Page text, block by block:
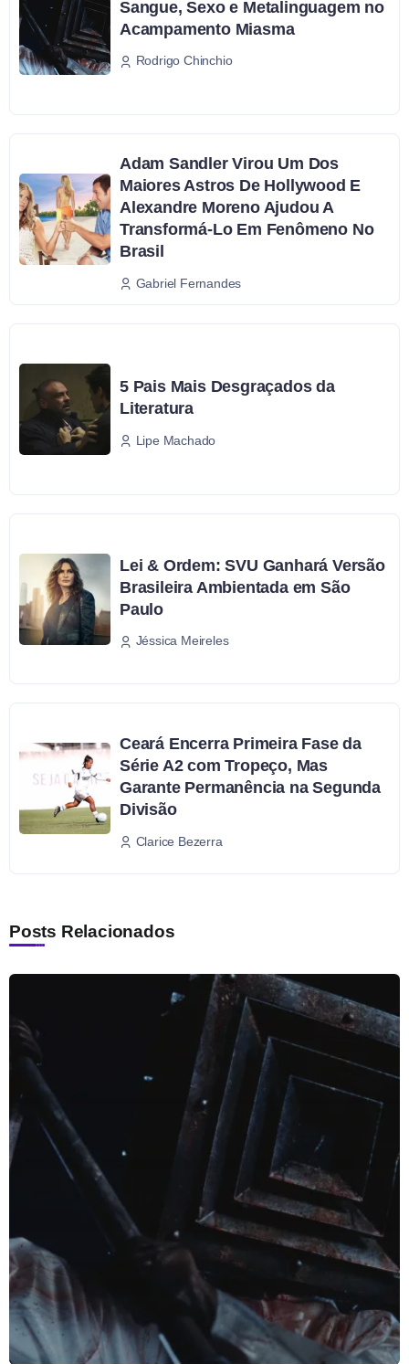
Sangue, Sexo e Metalinguagem no
Acampamento Miasma
Rodrigo Chinchio
Adam Sandler Virou Um Dos
Maiores Astros De Hollywood E
Alexandre Moreno Ajudou A
Transformá-Lo Em Fenômeno No
Brasil
Gabriel Fernandes
5 Pais Mais Desgraçados da
Literatura
Lipe Machado
Lei & Ordem: SVU Ganhará Versão
Brasileira Ambientada em São
Paulo
Jéssica Meireles
Ceará Encerra Primeira Fase da
Série A2 com Tropeço, Mas
Garante Permanência na Segunda
Divisão
Clarice Bezerra
Posts Relacionados